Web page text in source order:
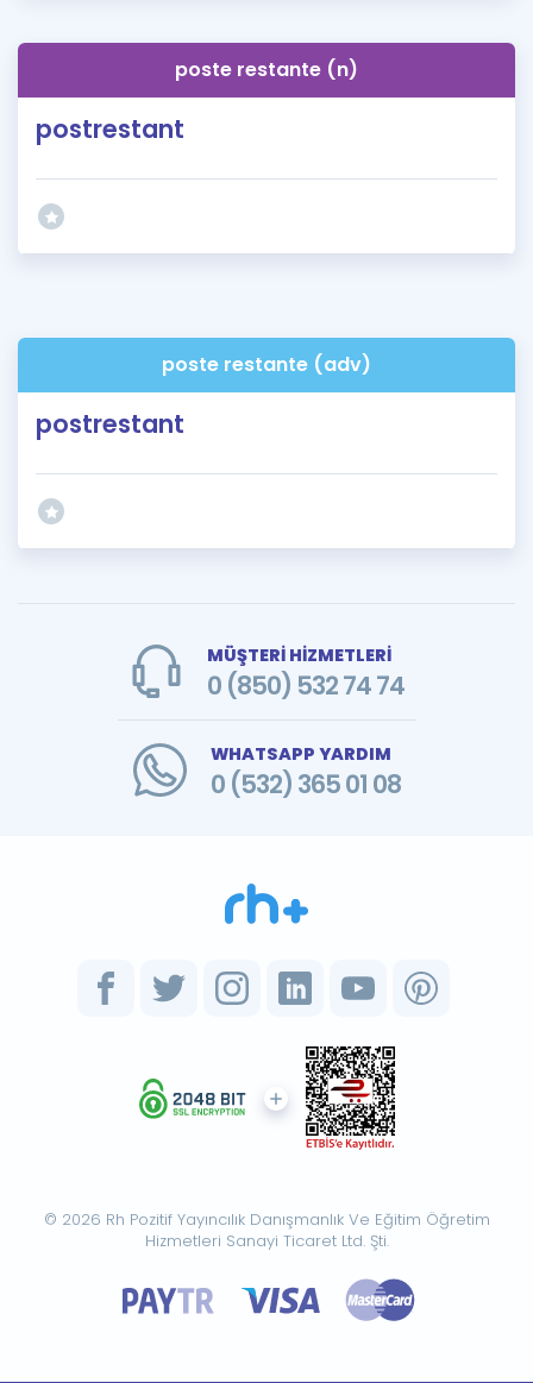
İngilizce Gramerposte restante (n)
postrestant
poste restante (adv)
postrestant
MÜŞTERİ HİZMETLERİ
0 (850) 532 74 74
WHATSAPP YARDIM
0 (532) 365 01 08
© 2026 Rh Pozitif Yayıncılık Danışmanlık Ve Eğitim Öğretim
Hizmetleri Sanayi Ticaret Ltd. Şti.